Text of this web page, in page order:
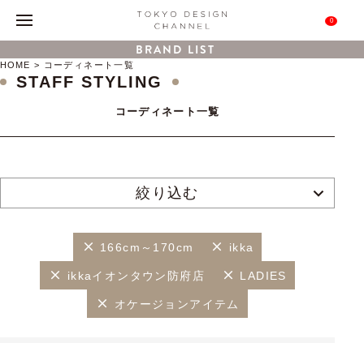
0
BRAND LIST
HOME コーディネート一覧
STAFF STYLING
コーディネート一覧
絞り込む
166cm～170cm ikka
ikkaイオンタウン防府店 LADIES
オケージョンアイテム